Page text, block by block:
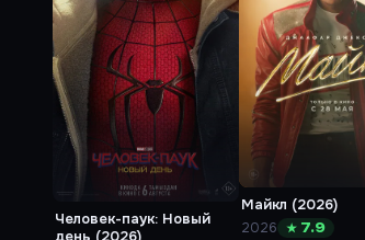
Человек-паук: Новый
день (2026)
Майкл (2026)
2026 ★ 7.9